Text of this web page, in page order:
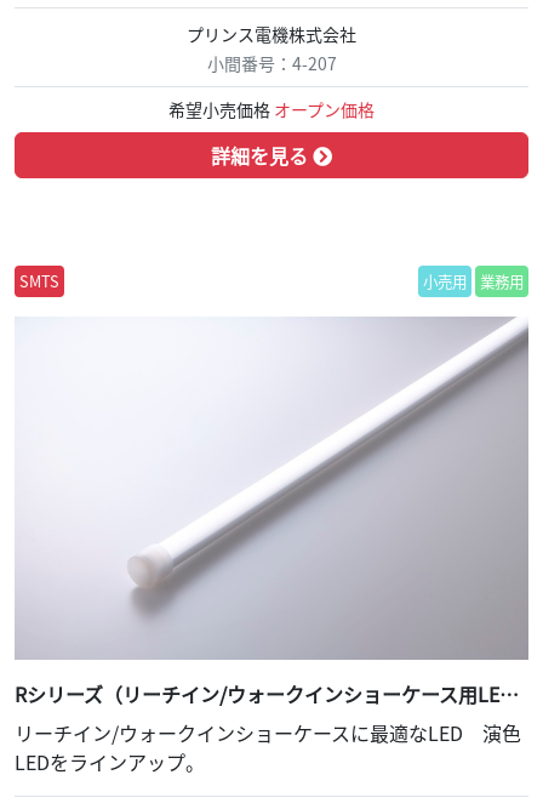
プリンス電機株式会社
小間番号：4-207
希望小売価格 オープン価格
詳細を見る
SMTS 小売用 業務用
Rシリーズ（リーチイン/ウォークインショーケース用LED）
リーチイン/ウォークインショーケースに最適なLED 演色
LEDをラインアップ。